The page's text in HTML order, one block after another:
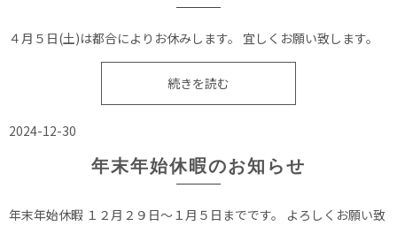
４月５日(土)は都合によりお休みします。 宜しくお願い致します。
続きを読む
2024-12-30
年末年始休暇のお知らせ
年末年始休暇 １２月２９日〜１月５日までです。 よろしくお願い致